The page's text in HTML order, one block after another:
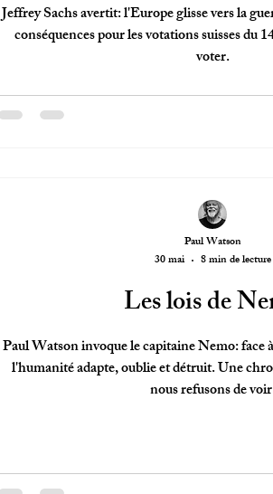
Jeffrey Sachs avertit: l'Europe glisse vers la
conséquences pour les votations suisses du
voter.
Les lois de
Paul Watson invoque le capitaine Nemo:
l'humanité adapte, oublie et détruit. Une
nous refusons de
Paul Watson
30 mai
8 min de lecture